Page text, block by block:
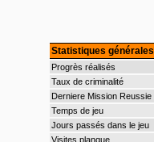
Statistiques générales
Progrès réalisés
Taux de criminalité
Derniere Mission Reussie
Temps de jeu
Jours passés dans le jeu
Visites planque